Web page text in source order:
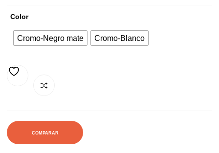
es: era:
Color
Cromo-Negro mate Cromo-Blanco
COMPARAR